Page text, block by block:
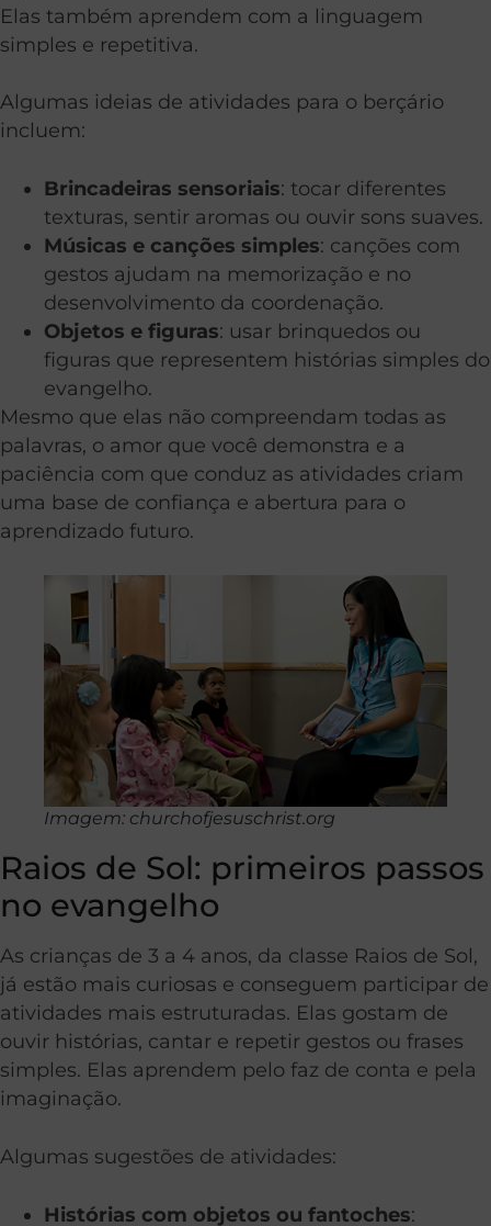
Elas também aprendem com a linguagem
simples e repetitiva.
Algumas ideias de atividades para o berçário
incluem:
Brincadeiras sensoriais: tocar diferentes
texturas, sentir aromas ou ouvir sons suaves.
Músicas e canções simples: canções com
gestos ajudam na memorização e no
desenvolvimento da coordenação.
Objetos e figuras: usar brinquedos ou
figuras que representem histórias simples do
evangelho.
Mesmo que elas não compreendam todas as
palavras, o amor que você demonstra e a
paciência com que conduz as atividades criam
uma base de confiança e abertura para o
aprendizado futuro.
Imagem: churchofjesuschrist.org
Raios de Sol: primeiros passos
no evangelho
As crianças de 3 a 4 anos, da classe Raios de Sol,
já estão mais curiosas e conseguem participar de
atividades mais estruturadas. Elas gostam de
ouvir histórias, cantar e repetir gestos ou frases
simples. Elas aprendem pelo faz de conta e pela
imaginação.
Algumas sugestões de atividades:
Histórias com objetos ou fantoches: